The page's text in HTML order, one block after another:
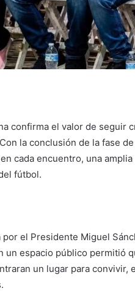
confirma el valor de seguir
la conclusión de la fase
cada encuentro, una
fútbol.
por el Presidente Miguel
un espacio público permitió
un lugar para